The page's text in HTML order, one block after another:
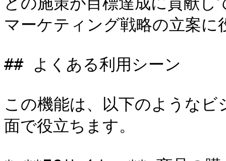
マーケティング戦略の立案
## よくある利用シーン
この機能は、以下のような
面で役立ちます。